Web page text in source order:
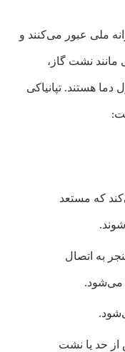
ملی عبور می‌کنند و
نشت گاز،
هستند. تپانیاکی
که مستعد
به اتصال
می‌شود.
از حد یا نشت